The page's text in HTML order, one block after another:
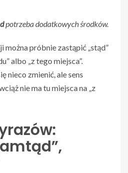
potrzeba dodatkowych środków.
można próbnie zastąpić „stąd”
albo „z tego miejsca”.
nieco zmienić, ale sens
nie ma tu miejsca na „z